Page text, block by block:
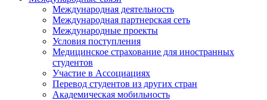
Международная деятельность
Международная партнерская сеть
Международные проекты
Условия поступления
Медицинское страхование для иностранных
студентов
Участие в Ассоциациях
Перевод студентов из других стран
Академическая мобильность